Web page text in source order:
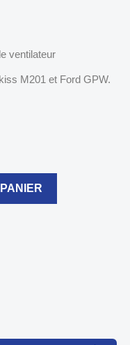
ventilateur
M201 et Ford GPW.